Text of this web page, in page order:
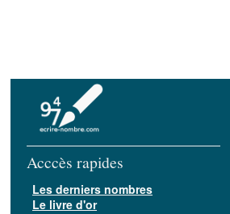
Acccès rapides
Les derniers nombres
Le livre d'or